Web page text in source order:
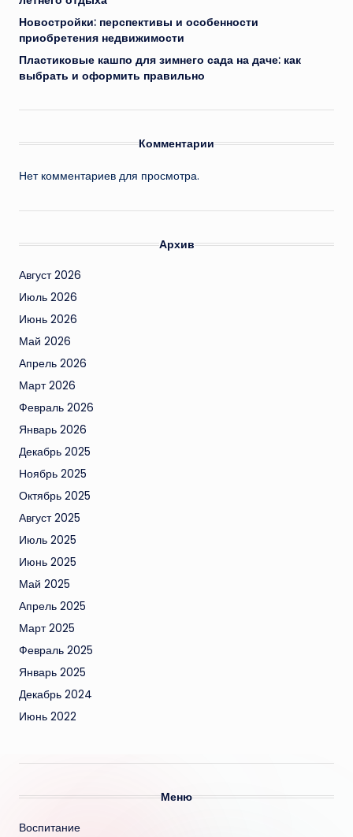
Новостройки: перспективы и особенности
приобретения недвижимости
Пластиковые кашпо для зимнего сада на даче: как
выбрать и оформить правильно
Комментарии
Нет комментариев для просмотра.
Архив
Август 2026
Июль 2026
Июнь 2026
Май 2026
Апрель 2026
Март 2026
Февраль 2026
Январь 2026
Декабрь 2025
Ноябрь 2025
Октябрь 2025
Август 2025
Июль 2025
Июнь 2025
Май 2025
Апрель 2025
Март 2025
Февраль 2025
Январь 2025
Декабрь 2024
Июнь 2022
Меню
Воспитание